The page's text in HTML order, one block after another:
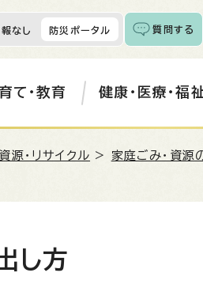
なし 防災ポータル 質問する
て・教育 健康・医療・福
源・リサイクル > 家庭ごみ・資源
し方